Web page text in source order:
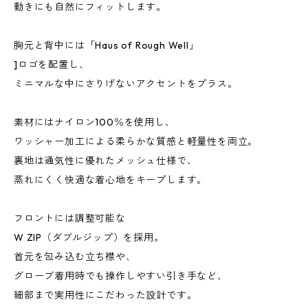
動きにも自然にフィットします。
胸元と背中には「Haus of Rough Well」
]ロゴを配置し、
ミニマルな中にさりげないアクセントをプラス。
素材にはナイロン100％を使用し、
ワッシャー加工による柔らかな質感と軽量性を両立。
裏地は通気性に優れたメッシュ仕様で、
蒸れにくく快適な着心地をキープします。
フロントには調整可能な
W ZIP（ダブルジップ）を採用。
首元を包み込む立ち襟や、
グローブ着用時でも操作しやすい引き手など、
細部まで実用性にこだわった設計です。